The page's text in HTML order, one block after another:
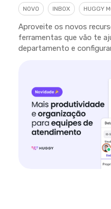
NOVO INBOX HUGGY
Aproveite os novos
ferramentas que vão te
departamento e